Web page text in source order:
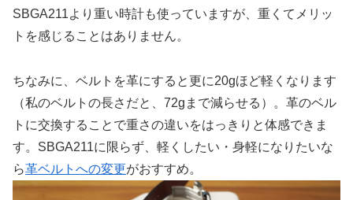
SBGA211より重い時計も使っていますが、重くてメリッ
トを感じることはありません。
ちなみに、ベルトを革にすると更に20gほど軽くなります
（私のベルトの長さだと、72gまで減らせる）。革のベル
トに交換することで重さの違いをはっきりと体感できま
す。SBGA211に限らず、軽くしたい・身軽になりたいな
ら革ベルトへの変更がおすすめ。